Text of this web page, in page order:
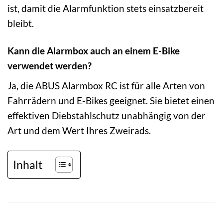
ist, damit die Alarmfunktion stets einsatzbereit
bleibt.
Kann die Alarmbox auch an einem E-Bike
verwendet werden?
Ja, die ABUS Alarmbox RC ist für alle Arten von
Fahrrädern und E-Bikes geeignet. Sie bietet einen
effektiven Diebstahlschutz unabhängig von der
Art und dem Wert Ihres Zweirads.
Inhalt